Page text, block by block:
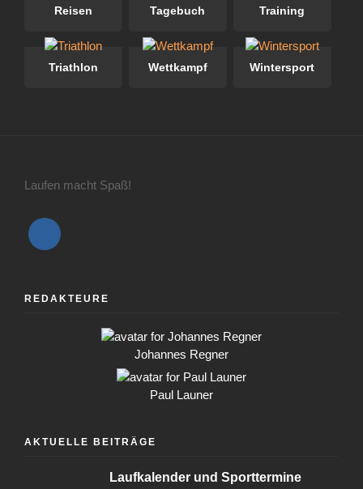
Reisen Tagebuch Training
Triathlon Wettkampf Wintersport
Laufen macht Spaß!
REDAKTEURE
Johannes Regner
Paul Launer
AKTUELLE BEITRÄGE
Laufkalender und Sporttermine